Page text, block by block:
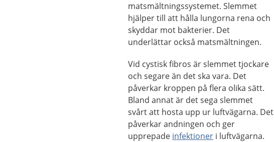
matsmältningssystemet. Slemmet
hjälper till att hålla lungorna rena och
skyddar mot bakterier. Det
underlättar också matsmältningen.
Vid cystisk fibros är slemmet tjockare
och segare än det ska vara. Det
påverkar kroppen på flera olika sätt.
Bland annat är det sega slemmet
svårt att hosta upp ur luftvägarna. Det
påverkar andningen och ger
upprepade infektioner i luftvägarna.